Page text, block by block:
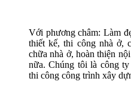
Với phương châm: Làm
thiết kế, thi công nhà ở,
chữa nhà ở, hoàn thiện
nữa. Chúng tôi là công
thi công công trình xây